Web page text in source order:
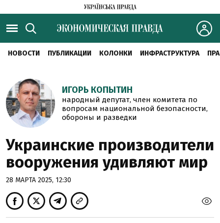
НОВОСТИ ПУБЛИКАЦИИ КОЛОНКИ ИНФРАСТРУКТУРА
ИГОРЬ КОПЫТИН
народный депутат, член комитета по
вопросам национальной безопасности,
обороны и разведки
Украинские производители
вооружения удивляют мир
28 МАРТА 2025, 12:30